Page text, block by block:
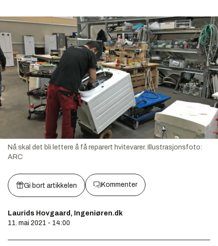
Nå skal det bli lettere å få reparert hvitevarer.
Illustrasjonsfoto:
ARC
Gi bort artikkelen Kommenter
Laurids Hovgaard, Ingeniøren.dk
11. mai 2021 - 14:00